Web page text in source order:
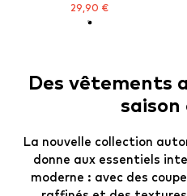
29,90 €
Des vêtements
saison
La nouvelle collection
donne aux essentiels
moderne : avec des